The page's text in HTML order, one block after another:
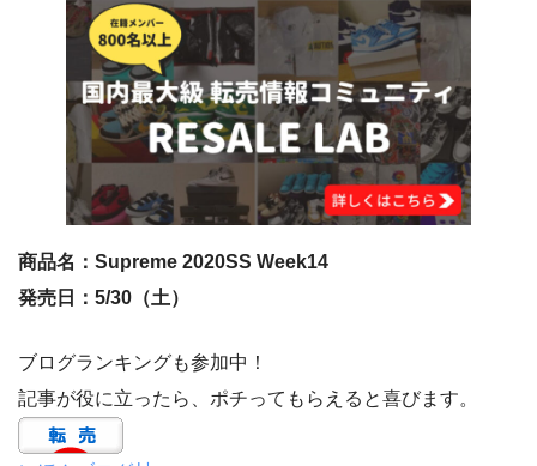
商品名：Supreme 2020SS Week14
発売日：5/30（土）
ブログランキングも参加中！
記事が役に立ったら、ポチってもらえると喜びます。